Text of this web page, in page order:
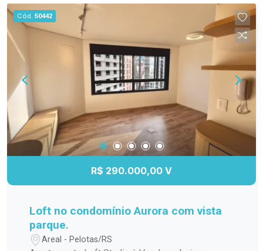
comemorações, espaço gourmet para preparar
refeições especiais, quadra poliesportiva para os
amantes de esportes e um playground seguro e
divertido para as crianças. Não perca a chance de
viver em um lugar que une conforto, praticidade e
lazer. Agende sua visita e venha conhecer esse
incrível apartamento!
Cód. 50442
R$ 290.000,00 V
Loft no condomínio Aurora com vista
parque.
Areal - Pelotas/RS